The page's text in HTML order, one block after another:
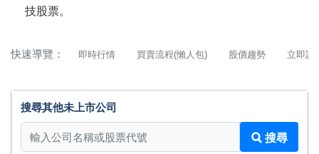
技股票。
快速導覽： 即時行情 買賣流程(懶人包) 股價趨勢 立即詢
搜尋其他未上市公司
搜尋其他未上市公司
搜尋